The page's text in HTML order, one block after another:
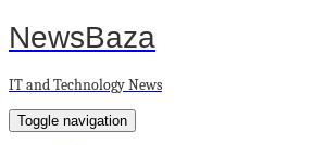
NewsBaza
IT and Technology News
Toggle navigation